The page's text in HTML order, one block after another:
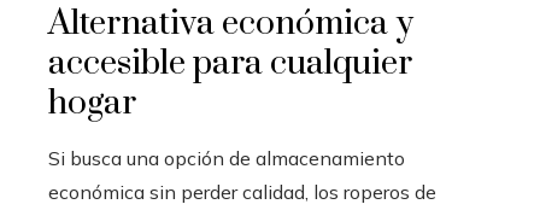
Alternativa económica y
accesible para cualquier
hogar
Si busca una opción de almacenamiento
económica sin perder calidad, los roperos de